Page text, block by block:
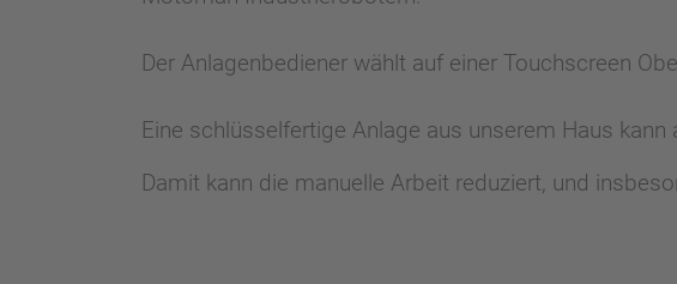
Der Anlagenbediener wählt auf einer Touchscreen
Eine schlüsselfertige Anlage aus unserem Haus
Damit kann die manuelle Arbeit reduziert, und